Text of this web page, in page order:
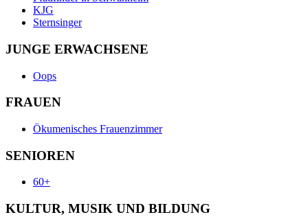
KJG
Sternsinger
JUNGE ERWACHSENE
Oops
FRAUEN
Ökumenisches Frauenzimmer
SENIOREN
60+
KULTUR, MUSIK UND BILDUNG